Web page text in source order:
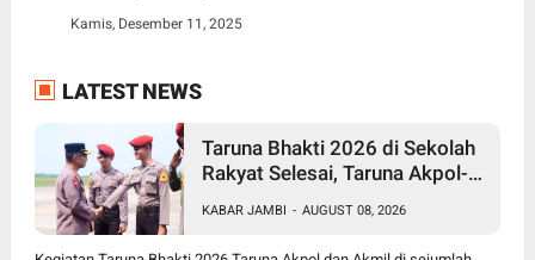
Kamis, Desember 11, 2025
LATEST NEWS
Taruna Bhakti 2026 di Sekolah
Rakyat Selesai, Taruna Akpol-
Menggunakan Hercules A-7305
KABAR JAMBI - AUGUST 08, 2026